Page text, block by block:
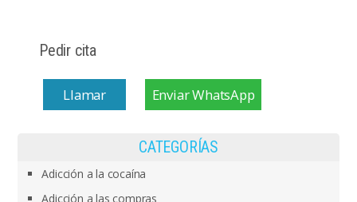
Pedir cita
Llamar Enviar WhatsApp
CATEGORÍAS
Adicción a la cocaína
Adicción a las compras